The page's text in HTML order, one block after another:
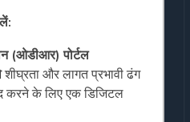
(ओडीआर) पोर्टल
शीघ्रता और लागत प्रभावी ढंग
करने के लिए एक डिजिटल